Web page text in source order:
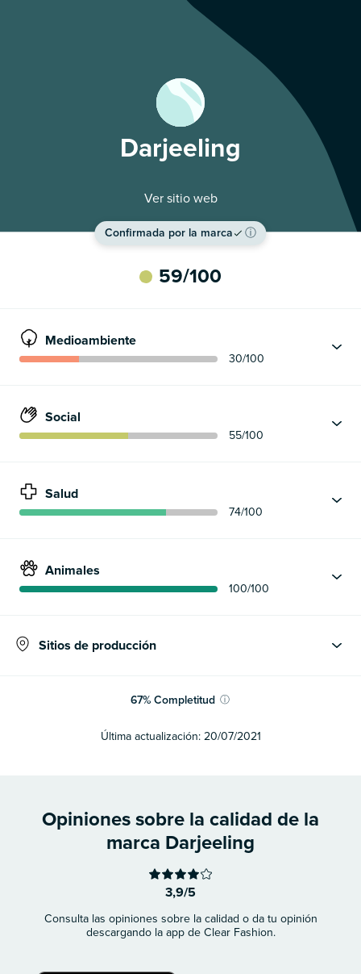
Darjeeling
Ver sitio web
Confirmada por la marca ⓘ
59/100
Medioambiente
30/100
Social
55/100
Salud
74/100
Animales
100/100
Sitios de producción
67%Completitud ⓘ
Última actualización: 20/07/2021
Opiniones sobre la calidad de la
marca Darjeeling
3,9/5
Consulta las opiniones sobre la calidad o da tu opinión
descargando la app de Clear Fashion.